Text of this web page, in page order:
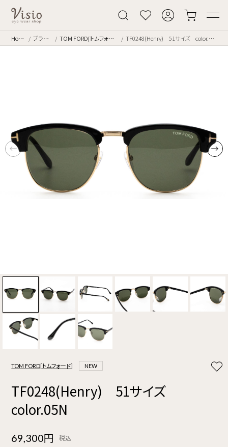
Home ブランド TOM FORD[トムフォード] TF0248(Henry) 51サイズ color.05N
TOM FORD[トムフォード] NEW
TF0248(Henry) 51サイズ
color.05N
69,300円 税込